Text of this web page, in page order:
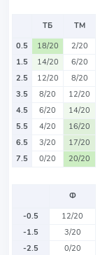
ТБ
ТМ
0.5
18/20
2/20
1.5
14/20
6/20
2.5
12/20
8/20
3.5
8/20
12/20
4.5
6/20
14/20
5.5
4/20
16/20
6.5
3/20
17/20
7.5
0/20 20/20
Ф
-0.5
12/20
-1.5
3/20
-2.5
0/20